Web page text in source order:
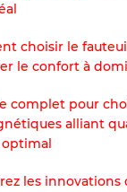
choisir le
le confort à
complet pour
alliant
les